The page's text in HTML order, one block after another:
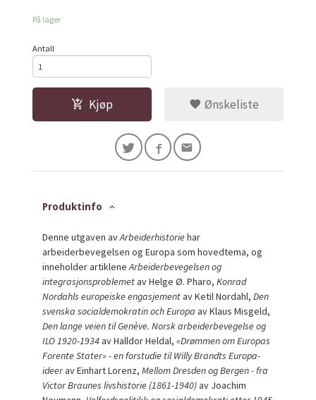
På lager
Antall
Kjøp Ønskeliste
Produktinfo
Denne utgaven avArbeiderhistoriehar
arbeiderbevegelsen og Europa som hovedtema, og
inneholder artikleneArbeiderbevegelsen og
integrasjonsproblemetav Helge Ø. Pharo,Konrad
Nordahls europeiske engasjementav Ketil Nordahl,Den
svenska socialdemokratin och Europa av Klaus Misgeld,
Den lange veien til Genève. Norsk arbeiderbevegelse og
ILO 1920-1934av Halldor Heldal,«Drømmen om Europas
Forente Stater» - en forstudie til Willy Brandts Europa-
ideerav Einhart Lorenz,Mellom Dresden og Bergen - fra
Victor Braunes livshistorie (1861-1940)av Joachim